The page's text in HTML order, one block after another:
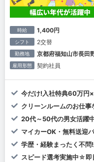
時給 1,400円
シフト 2交替
勤務地 京都府福知山市長
雇用形態 契約社員
今だけ!入社特典60万円
クリーンルームのお仕事
20代～50代の男女活躍
マイカーOK・無料送迎
学歴・経験まったく不問
スピード選考実施中☆即